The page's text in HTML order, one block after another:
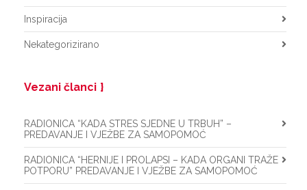
Inspiracija
Nekategorizirano
Vezani članci
RADIONICA “KADA STRES SJEDNE U TRBUH” –
PREDAVANJE I VJEŽBE ZA SAMOPOMOĆ
RADIONICA “HERNIJE I PROLAPSI – KADA ORGANI TRAŽE
POTPORU” PREDAVANJE I VJEŽBE ZA SAMOPOMOĆ